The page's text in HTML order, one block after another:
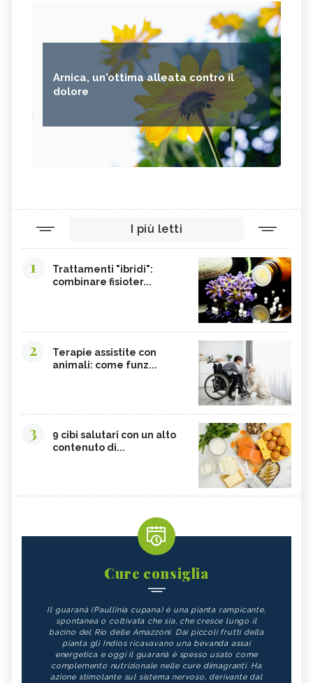
Arnica, un'ottima alleata contro il
dolore
I più letti
1
Trattamenti "ibridi":
combinare fisioter...
2
Terapie assistite con
animali: come funz...
3
9 cibi salutari con un alto
contenuto di...
Cure consiglia
Il guaranà (Paullinia cupana) è una pianta rampicante,
spontanea o coltivata che sia, che cresce lungo il
bacino del Rio delle Amazzoni. Dai piccoli frutti della
pianta gli Indios ricavavano una bevanda assai
energetica e oggi il guaranà è spesso usato come
complemento nutrizionale nelle cure dimagranti. Ha
azione stimolante sul sistema nervoso, derivante dal